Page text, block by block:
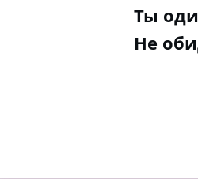
Ты
Не